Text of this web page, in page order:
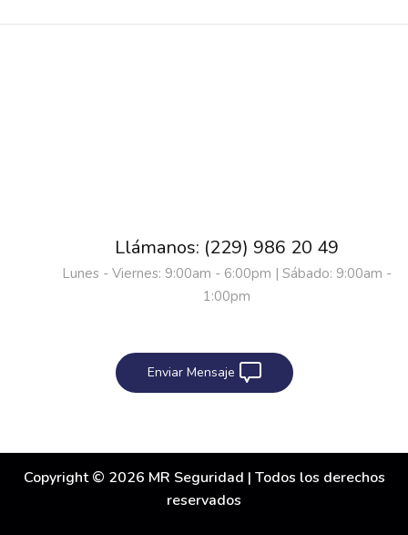
Llámanos: (229) 986 20 49
Lunes - Viernes: 9:00am - 6:00pm | Sábado: 9:00am -
1:00pm
Enviar Mensaje
Copyright © 2026 MR Seguridad | Todos los derechos
reservados